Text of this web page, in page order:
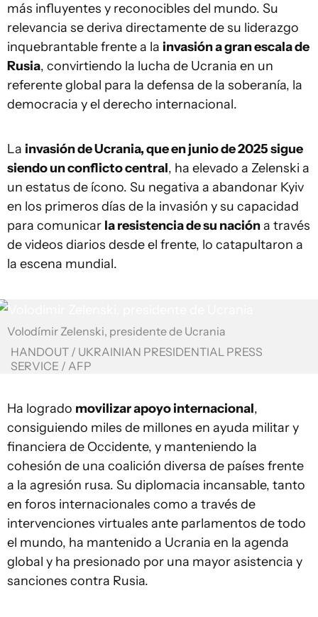
más influyentes y reconocibles del mundo. Su
relevancia se deriva directamente de su liderazgo
inquebrantable frente a la invasión a gran escala de
Rusia, convirtiendo la lucha de Ucrania en un
referente global para la defensa de la soberanía, la
democracia y el derecho internacional.
La invasión de Ucrania, que en junio de 2025 sigue
siendo un conflicto central, ha elevado a Zelenski a
un estatus de ícono. Su negativa a abandonar Kyiv
en los primeros días de la invasión y su capacidad
para comunicar la resistencia de su nacióna través
de videos diarios desde el frente, lo catapultaron a
la escena mundial.
Volodímir Zelenski, presidente de Ucrania
HANDOUT / UKRAINIAN PRESIDENTIAL PRESS
SERVICE / AFP
Ha logrado movilizar apoyo internacional,
consiguiendo miles de millones en ayuda militar y
financiera de Occidente, y manteniendo la
cohesión de una coalición diversa de países frente
a la agresión rusa. Su diplomacia incansable, tanto
en foros internacionales como a través de
intervenciones virtuales ante parlamentos de todo
el mundo, ha mantenido a Ucrania en la agenda
global y ha presionado por una mayor asistencia y
sanciones contra Rusia.